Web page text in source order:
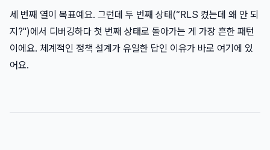
세 번째 열이 목표예요. 그런데 두 번째 상태(“RLS 켰는데 왜 안 되
지?")에서 디버깅하다 첫 번째 상태로 돌아가는 게 가장 흔한 패턴
이에요. 체계적인 정책 설계가 유일한 답인 이유가 바로 여기에 있
어요.